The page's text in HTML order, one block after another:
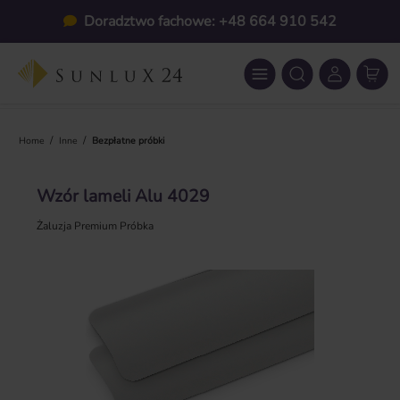
Przejdź do głównej zawartościDoradztwo fachowe: +48 664 910 542
Home / Inne / Bezpłatne próbki
Wzór lameli Alu 4029
Żaluzja Premium Próbka